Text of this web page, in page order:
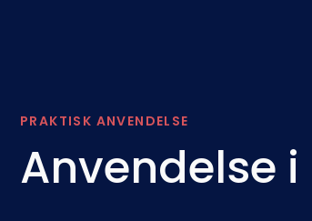
PRAKTISK ANVENDELSE
Anvendelse